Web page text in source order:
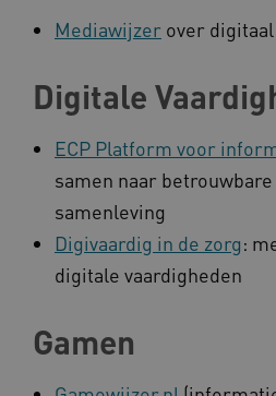
Mediawijzer over
Digitale
ECP Platform voor
samen naar
samenleving
Digivaardig in de zorg:
digitale vaardigheden
Gamen
ARRAffinitySameSite